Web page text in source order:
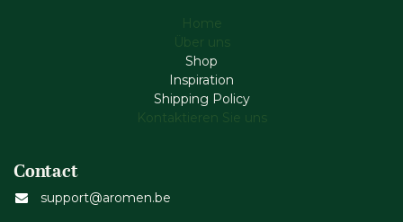
Home
Über uns
Shop
Inspiration
Shipping Policy
Kontaktieren Sie uns
Contact
support@aromen.be